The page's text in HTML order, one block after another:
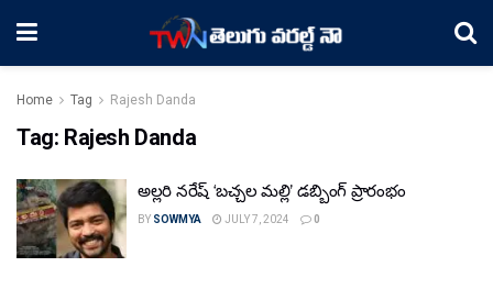
Home Tag Rajesh Danda
Tag: Rajesh Danda
అల్లరి నరేష్ ‘బచ్చల మల్లి’ డబ్బింగ్ ప్రారంభం
BY SOWMYA JULY 7, 2024 0